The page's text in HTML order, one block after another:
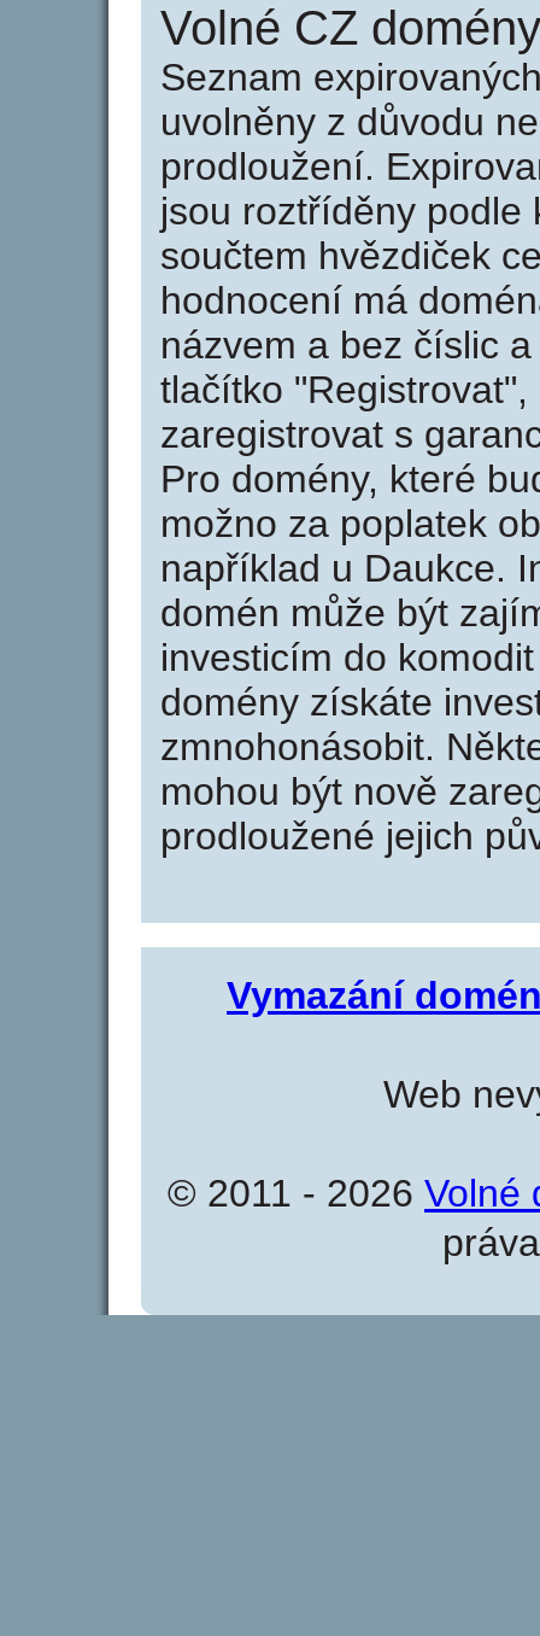
Volné CZ
Seznam
uvolněny z důvodu
prodloužení.
jsou roztříděny podle
součtem hvězdiček
hodnocení má
názvem a bez číslic
tlačítko
zaregistrovat s
Pro domény, které
možno za poplatek
například u Daukce.
domén může být
investicím do
domény získáte
zmnohonásobit.
mohou být nově
prodloužené jejich
Vymazání
Web
© 2011 - 2026 Volné